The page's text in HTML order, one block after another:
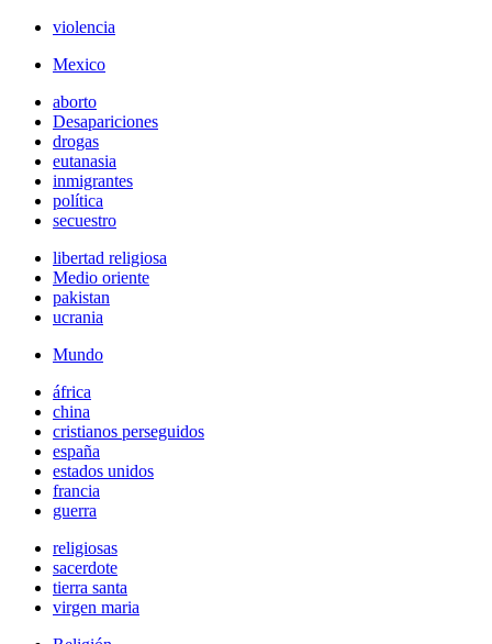
violencia
Mexico
aborto
Desapariciones
drogas
eutanasia
inmigrantes
política
secuestro
libertad religiosa
Medio oriente
pakistan
ucrania
Mundo
áfrica
china
cristianos perseguidos
españa
estados unidos
francia
guerra
religiosas
sacerdote
tierra santa
virgen maria